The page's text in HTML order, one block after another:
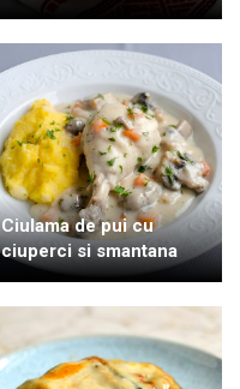
Ciulama de pui cu
ciuperci si smantana